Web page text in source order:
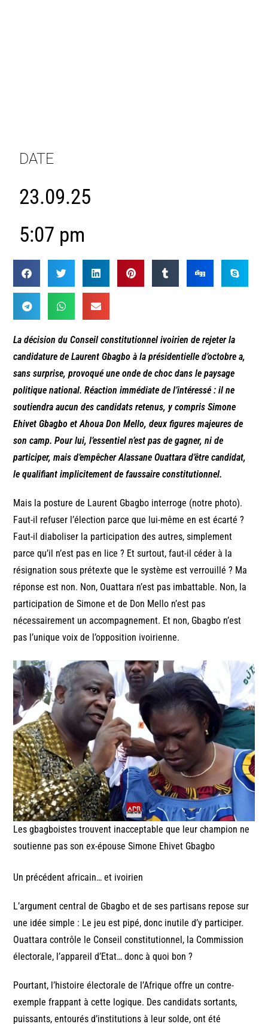
DATE
23.09.25
5:07 pm
La décision du Conseil constitutionnel ivoirien de rejeter la
candidature de Laurent Gbagbo à la présidentielle d’octobre a,
sans surprise, provoqué une onde de choc dans le paysage
politique national. Réaction immédiate de l’intéressé : il ne
soutiendra aucun des candidats retenus, y compris Simone
Ehivet Gbagbo et Ahoua Don Mello, deux figures majeures de
son camp. Pour lui, l’essentiel n’est pas de gagner, ni de
participer, mais d’empêcher Alassane Ouattara d’être candidat,
le qualifiant implicitement de faussaire constitutionnel.
Mais la posture de Laurent Gbagbo interroge (notre photo).
Faut-il refuser l’élection parce que lui-même en est écarté ?
Faut-il diaboliser la participation des autres, simplement
parce qu’il n’est pas en lice ? Et surtout, faut-il céder à la
résignation sous prétexte que le système est verrouillé ? Ma
réponse est non. Non, Ouattara n’est pas imbattable. Non, la
participation de Simone et de Don Mello n’est pas
nécessairement un accompagnement. Et non, Gbagbo n’est
pas l’unique voix de l’opposition ivoirienne.
Les gbagboistes trouvent inacceptable que leur champion ne
soutienne pas son ex-épouse Simone Ehivet Gbagbo
Un précédent africain… et ivoirien
L’argument central de Gbagbo et de ses partisans repose sur
une idée simple : Le jeu est pipé, donc inutile d’y participer.
Ouattara contrôle le Conseil constitutionnel, la Commission
électorale, l’appareil d’Etat… donc à quoi bon ?
Pourtant, l’histoire électorale de l’Afrique offre un contre-
exemple frappant à cette logique. Des candidats sortants,
puissants, entourés d’institutions à leur solde, ont été